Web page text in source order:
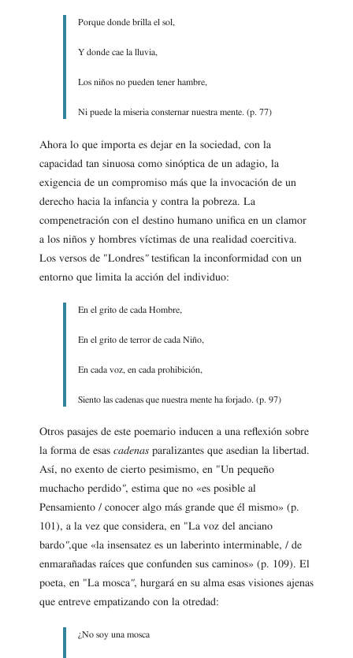
Porque donde brilla el sol,
Y donde cae la lluvia,
Los niños no pueden tener hambre,
Ni puede la miseria consternar nuestra mente. (p. 77)
Ahora lo que importa es dejar en la sociedad, con la
capacidad tan sinuosa como sinóptica de un adagio, la
exigencia de un compromiso más que la invocación de un
derecho hacia la infancia y contra la pobreza. La
compenetración con el destino humano unifica en un clamor
a los niños y hombres víctimas de una realidad coercitiva.
Los versos de "Londres"testifican la inconformidad con un
entorno que limita la acción del individuo:
En el grito de cada Hombre,
En el grito de terror de cada Niño,
En cada voz, en cada prohibición,
Siento las cadenas que nuestra mente ha forjado. (p. 97)
Otros pasajes de este poemario inducen a una reflexión sobre
la forma de esas cadenasparalizantes que asedian la libertad.
Así, no exento de cierto pesimismo, en "Un pequeño
muchacho perdido", estima que no «es posible al
Pensamiento / conocer algo más grande que él mismo» (p.
101), a la vez que considera, en "La voz del anciano
bardo",que «la insensatez es un laberinto interminable, / de
enmarañadas raíces que confunden sus caminos» (p. 109). El
poeta, en "La mosca ", hurgará en su alma esas visiones ajenas
que entreve empatizando con la otredad:
¿No soy una mosca